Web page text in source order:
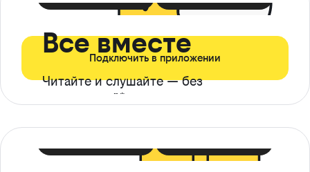
Все вместе
Читайте и слушайте — без
ограничений*
Подключить в приложении